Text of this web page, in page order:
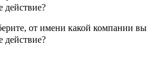
действие?
от имени какой компании вы
действие?